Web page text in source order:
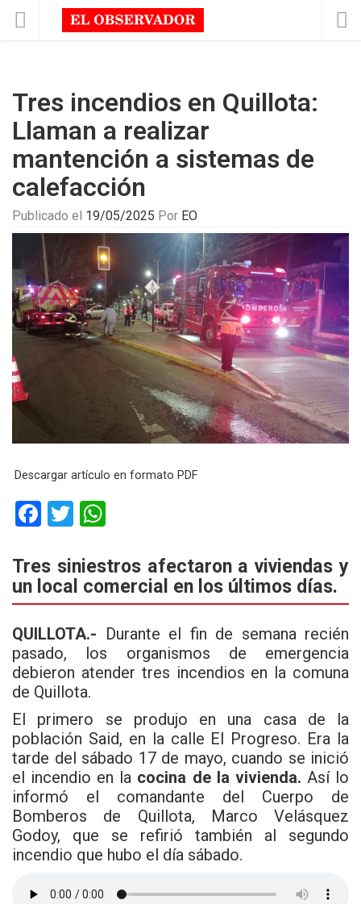
Tres incendios en Quillota:
Llaman a realizar
mantención a sistemas de
calefacción
Publicado el 19/05/2025 Por EO
Descargar artículo en formato PDF
F
ce
b
o
k
T
tt
er
at
s
p
p
Tres siniestros afectaron a viviendas y
un local comercial en los últimos días.
QUILLOTA.- Durante el fin de semana recién
pasado, los organismos de emergencia
debieron atender tres incendios en la comuna
de Quillota.
El primero se produjo en una casa de la
población Said, en la calle El Progreso. Era la
tarde del sábado 17 de mayo, cuando se inició
el incendio en la cocina de la vivienda. Así lo
informó el comandante del Cuerpo de
Bomberos de Quillota, Marco Velásquez
Godoy, que se refirió también al segundo
incendio que hubo el día sábado.